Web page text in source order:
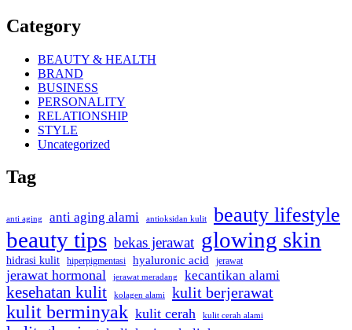
Category
BEAUTY & HEALTH
BRAND
BUSINESS
PERSONALITY
RELATIONSHIP
STYLE
Uncategorized
Tag
anti aging anti aging alami antioksidan kulit beauty lifestyle
beauty tips bekas jerawat glowing skin
hidrasi kulit hiperpigmentasi hyaluronic acid jerawat
jerawat hormonal jerawat meradang kecantikan alami
kesehatan kulit kolagen alami kulit berjerawat
kulit berminyak kulit cerah kulit cerah alami